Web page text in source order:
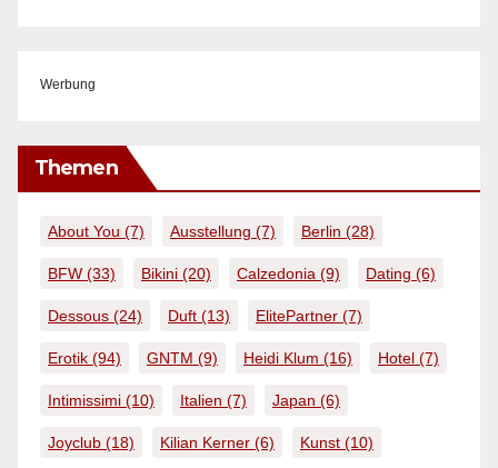
Werbung
Themen
About You (7) Ausstellung (7) Berlin (28)
BFW (33) Bikini (20) Calzedonia (9) Dating (6)
Dessous (24) Duft (13) ElitePartner (7)
Erotik (94) GNTM (9) Heidi Klum (16) Hotel (7)
Intimissimi (10) Italien (7) Japan (6)
Joyclub (18) Kilian Kerner (6) Kunst (10)